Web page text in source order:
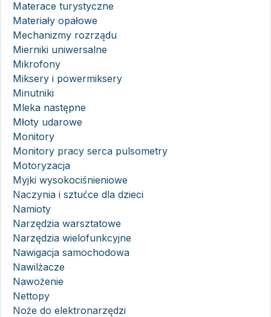
Materace turystyczne
Materiały opałowe
Mechanizmy rozrządu
Mierniki uniwersalne
Mikrofony
Miksery i powermiksery
Minutniki
Mleka następne
Młoty udarowe
Monitory
Monitory pracy serca pulsometry
Motoryzacja
Myjki wysokociśnieniowe
Naczynia i sztućce dla dzieci
Namioty
Narzędzia warsztatowe
Narzędzia wielofunkcyjne
Nawigacja samochodowa
Nawilżacze
Nawożenie
Nettopy
Noże do elektronarzędzi